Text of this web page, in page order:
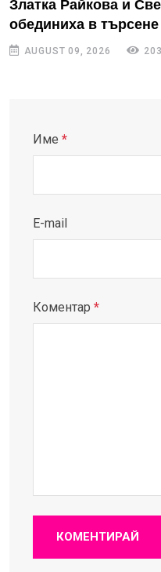
Златка Райкова и
обединиха в
AUGUST 09, 2026
Име *
E-mail
Коментар *
КОМЕНТИРАЙ